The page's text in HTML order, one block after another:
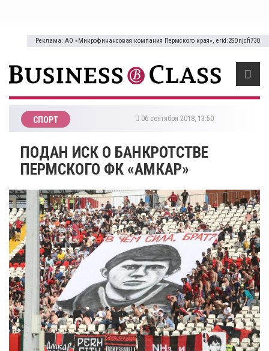
Реклама: АО «Микрофинансовая компания Пермского края», erid:2SDnjcfi73Q
СПОРТ 06 сентября 2018, 13:50
​ПОДАН ИСК О БАНКРОТСТВЕ
ПЕРМСКОГО ФК «АМКАР»